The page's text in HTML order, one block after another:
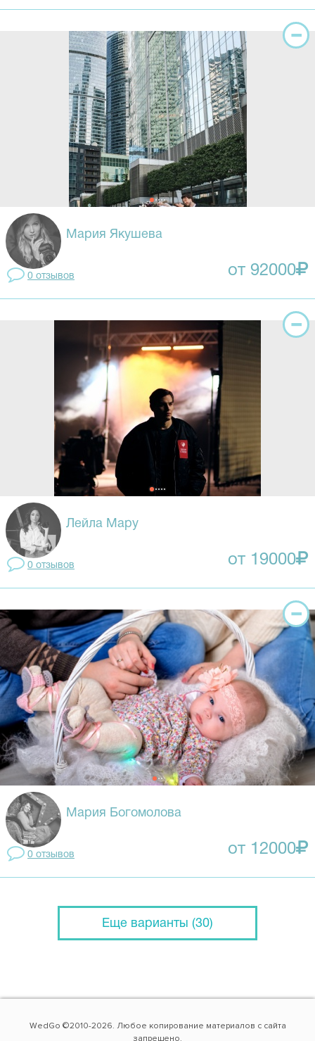
Мария Якушева
0 отзывов от 92000
Лейла Мару
0 отзывов от 19000
Мария Богомолова
0 отзывов от 12000
Еще варианты (30)
WedGo ©2010-2026. Любое копирование материалов с сайта
запрещено.